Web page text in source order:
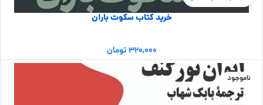
خرید کتاب سکوت باران
۳۲۰,۰۰۰تومان
ناموجود